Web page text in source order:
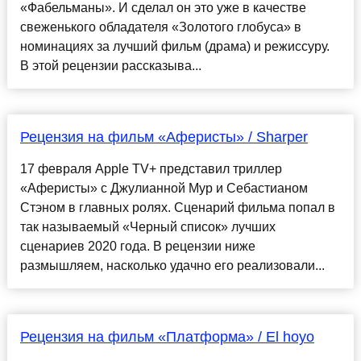
«Фабельманы». И сделал он это уже в качестве
свеженького обладателя «Золотого глобуса» в
номинациях за лучший фильм (драма) и режиссуру.
В этой рецензии рассказыва...
Рецензия на фильм «Аферисты» / Sharper
17 февраля Apple TV+ представил триллер
«Аферисты» с Джулианной Мур и Себастианом
Стэном в главных ролях. Сценарий фильма попал в
так называемый «Черный список» лучших
сценариев 2020 года. В рецензии ниже
размышляем, насколько удачно его реализовали...
Рецензия на фильм «Платформа» / El hoyo